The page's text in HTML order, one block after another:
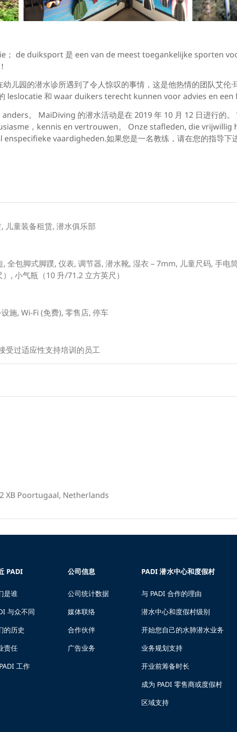
； de duiksport 是 een van de meest toegankelijke sporten
儿园的潜水诊所遇到了令人惊叹的事情，这是他热情的团队艾伦
leslocatie 和 waar duikers terecht kunnen voor advies en een
。 MaiDiving 的潜水活动是在 2019 年 10 月 12 日进行的
，kennis en vertrouwen。 Onze stafleden, die
vaardigheden.如果您是一名教练，请在您的指导下
儿童装备租赁, 潜水俱乐部
, 全包脚式脚蹼, 仪表, 调节器, 潜水靴, 湿衣 – 7mm, 儿童尺码, 手电
, 小气瓶（10 升/71.2 立方英尺）
施, Wi-Fi (免费), 零售店, 停车
受过适应性支持培训的员工
XB Poortugaal, Netherlands
PADI
是谁
与众不同
的历史
责任
工作
公司信息
公司统计数据
媒体联络
合作伙伴
广告业务
PADI 潜水中心和度假村
与 PADI 合作的理由
潜水中心和度假村级别
开始您自己的水肺潜水业务
业务规划支持
开业前筹备时长
成为 PADI 零售商或度假村
区域支持